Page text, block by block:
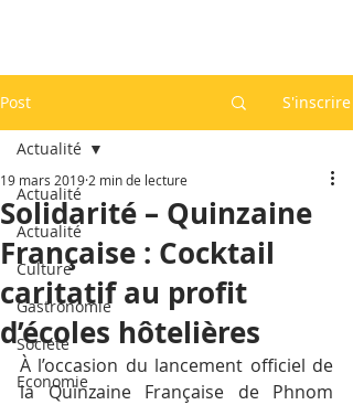
Post S'inscrire
Actualité
Actualité
Culture
Gastronomie
Société
Economie
Actualité
Solidarité – Quinzaine
Française : Cocktail
caritatif au profit
d’écoles hôtelières
19 mars 2019 2 min de lecture
À l’occasion du lancement officiel de
la Quinzaine Française de Phnom